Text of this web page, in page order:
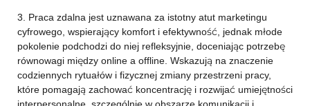
3. Praca zdalna jest uznawana za istotny atut marketingu
cyfrowego, wspierający komfort i efektywność, jednak młode
pokolenie podchodzi do niej refleksyjnie, doceniając potrzebę
równowagi między online a offline. Wskazują na znaczenie
codziennych rytuałów i fizycznej zmiany przestrzeni pracy,
które pomagają zachować koncentrację i rozwijać umiejętności